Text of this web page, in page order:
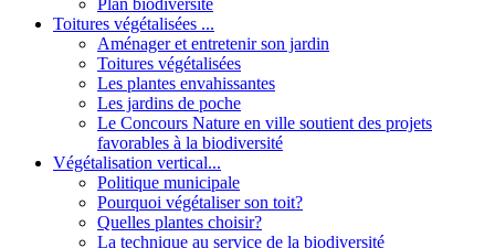
Toitures végétalisées ...
Aménager et entretenir son jardin
Toitures végétalisées
Les plantes envahissantes
Les jardins de poche
Le Concours Nature en ville soutient des projets
favorables à la biodiversité
Végétalisation vertical...
Politique municipale
Pourquoi végétaliser son toit?
Quelles plantes choisir?
La technique au service de la biodiversité